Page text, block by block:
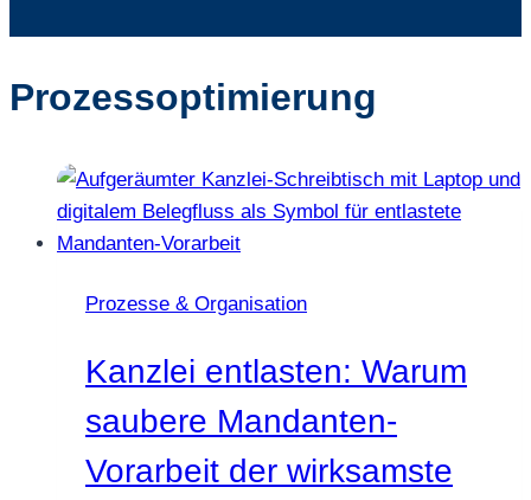
Prozessoptimierung
Prozesse & Organisation
Kanzlei entlasten: Warum
saubere Mandanten-
Vorarbeit der wirksamste